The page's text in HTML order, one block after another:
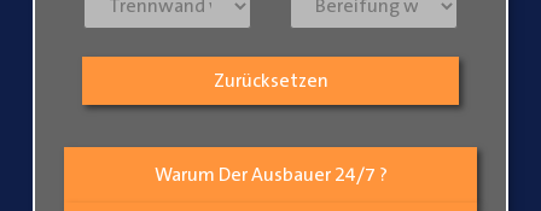
Warum Der Ausbauer 24/7 ?
Zurücksetzen